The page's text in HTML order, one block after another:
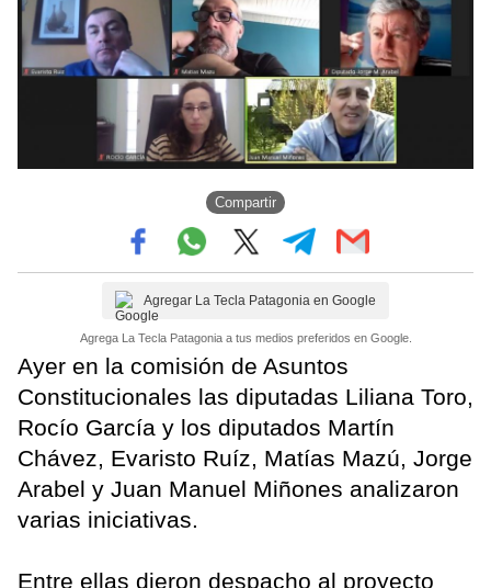
Compartir
Agregar La Tecla Patagonia en Google
Agrega La Tecla Patagonia a tus medios preferidos en Google.
Ayer en la comisión de Asuntos
Constitucionales las diputadas Liliana Toro,
Rocío García y los diputados Martín
Chávez, Evaristo Ruíz, Matías Mazú, Jorge
Arabel y Juan Manuel Miñones analizaron
varias iniciativas.
Entre ellas dieron despacho al proyecto